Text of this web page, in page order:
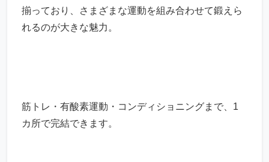
揃っており、さまざまな運動を組み合わせて鍛えら
れるのが大きな魅力。
筋トレ・有酸素運動・コンディショニングまで、1
カ所で完結できます。